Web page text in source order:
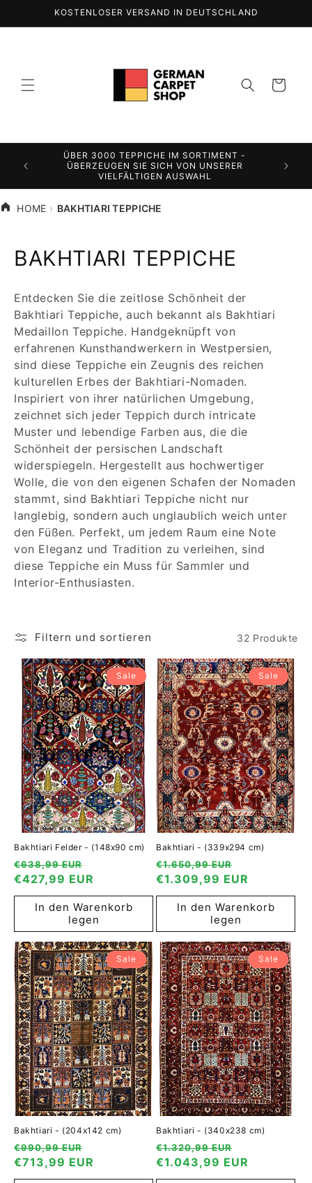
Inhalt
KOSTENLOSER VERSAND IN DEUTSCHLAND
Warenkorb
ÜBER 3000 TEPPICHE IM SORTIMENT -
ÜBERZEUGEN SIE SICH VON UNSERER
VIELFÄLTIGEN AUSWAHL
HOME BAKHTIARI TEPPICHE
K
t
e
g
o
r
i
e
:
BAKHTIARI TEPPICHE
Entdecken Sie die zeitlose Schönheit der
Bakhtiari Teppiche, auch bekannt als Bakhtiari
Medaillon Teppiche. Handgeknüpft von
erfahrenen Kunsthandwerkern in Westpersien,
sind diese Teppiche ein Zeugnis des reichen
kulturellen Erbes der Bakhtiari-Nomaden.
Inspiriert von ihrer natürlichen Umgebung,
zeichnet sich jeder Teppich durch intricate
Muster und lebendige Farben aus, die die
Schönheit der persischen Landschaft
widerspiegeln. Hergestellt aus hochwertiger
Wolle, die von den eigenen Schafen der Nomaden
stammt, sind Bakhtiari Teppiche nicht nur
langlebig, sondern auch unglaublich weich unter
den Füßen. Perfekt, um jedem Raum eine Note
von Eleganz und Tradition zu verleihen, sind
diese Teppiche ein Muss für Sammler und
Interior-Enthusiasten.
Filtern und sortieren 32 Produkte
Sale
Bakhtiari Felder - (148x90 cm)
Normaler
Preis
€638,99 EUR
Verkaufspreis
€427,99 EUR
In den Warenkorb
legen
Sale
Bakhtiari - (339x294 cm)
Normaler
Preis
€1.650,99 EUR
€1.309,99 EUR
In den Warenkorb
legen
Sale
Bakhtiari - (204x142 cm)
Normaler
Preis
€990,99 EUR
Verkaufspreis
€713,99 EUR
Sale
Bakhtiari - (340x238 cm)
Normaler
Preis
€1.320,99 EUR
€1.043,99 EUR